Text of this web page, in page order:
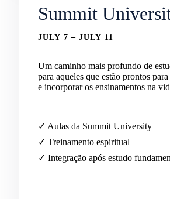
Summit
JULY 7 – JULY 11
Um caminho mais profundo de
para aqueles que estão prontos
e incorporar os ensinamentos na
✓ Aulas da Summit University
✓ Treinamento espiritual
✓ Integração após estudo